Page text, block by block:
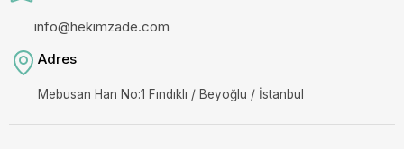
info@hekimzade.com
Adres
Mebusan Han No:1 Fındıklı / Beyoğlu / İstanbul